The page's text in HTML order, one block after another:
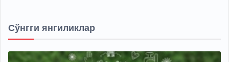
Сўнгги янгиликлар